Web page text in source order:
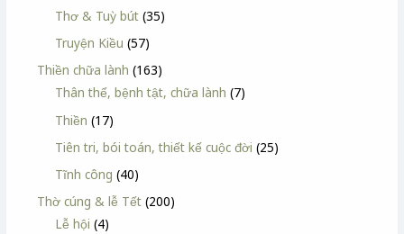
Thơ & Tuỳ bút (35)
Truyện Kiều (57)
Thiền chữa lành (163)
Thân thể, bệnh tật, chữa lành (7)
Thiền (17)
Tiên tri, bói toán, thiết kế cuộc đời (25)
Tĩnh công (40)
Thờ cúng & lễ Tết (200)
Lễ hội (4)